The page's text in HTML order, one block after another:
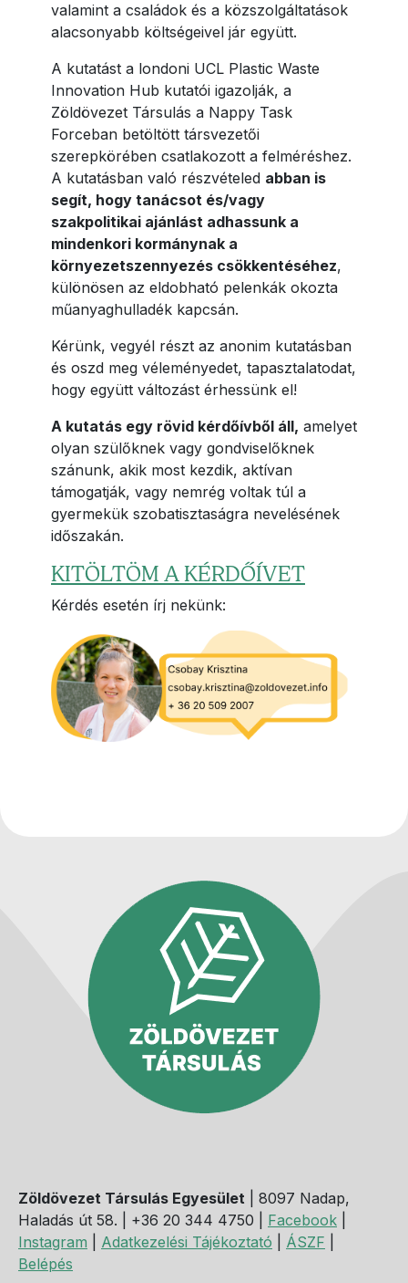
valamint a családok és a közszolgáltatások
alacsonyabb költségeivel jár együtt.
A kutatást a londoni UCL Plastic Waste
Innovation Hub kutatói igazolják, a
Zöldövezet Társulás a Nappy Task
Forceban betöltött társvezetői
szerepkörében csatlakozott a felméréshez.
A kutatásban való részvételed abban is
segít, hogy tanácsot és/vagy
szakpolitikai ajánlást adhassunk a
mindenkori kormánynak a
környezetszennyezés csökkentéséhez,
különösen az eldobható pelenkák okozta
műanyaghulladék kapcsán.
Kérünk, vegyél részt az anonim kutatásban
és oszd meg véleményedet, tapasztalatodat,
hogy együtt változást érhessünk el!
A kutatás egy rövid kérdőívből áll, amelyet
olyan szülőknek vagy gondviselőknek
szánunk, akik most kezdik, aktívan
támogatják, vagy nemrég voltak túl a
gyermekük szobatisztaságra nevelésének
időszakán.
KITÖLTÖM A KÉRDŐÍVET
Kérdés esetén írj nekünk:
Zöldövezet Társulás Egyesület | 8097 Nadap,
Haladás út 58. | +36 20 344 4750 | Facebook
Instagram
Adatkezelési Tájékoztató ÁSZF
Belépés